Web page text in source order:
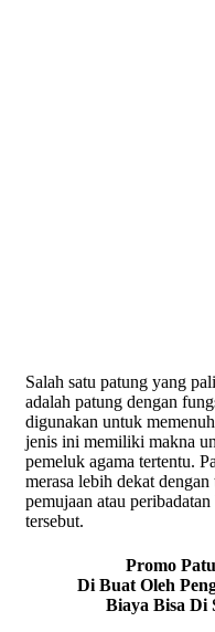
Salah satu patung yang
adalah patung dengan
digunakan untuk
jenis ini memiliki makna
pemeluk agama tertentu.
merasa lebih dekat
pemujaan atau
tersebut.
Promo
Di Buat Oleh
Biaya Bisa Di